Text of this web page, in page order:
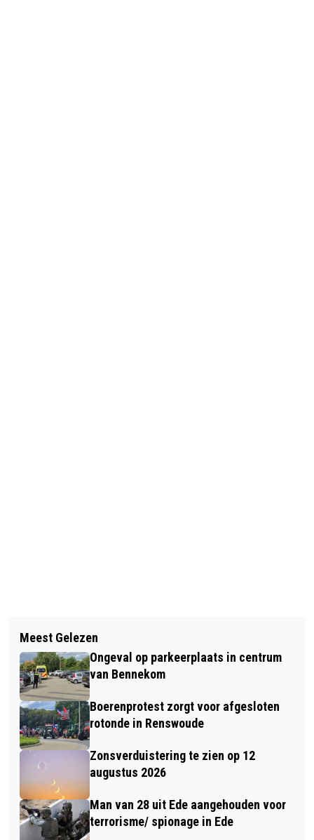
BRIEVENBUS POSTNL OPGEBLAZEN IN
EDE
GELDERLAND: 1 MILJOEN BOMEN EN
1700 HECTARE NIEUW BOS ERBIJ
Meest Gelezen
Ongeval op parkeerplaats in centrum
van Bennekom
Boerenprotest zorgt voor afgesloten
rotonde in Renswoude
Zonsverduistering te zien op 12
augustus 2026
Man van 28 uit Ede aangehouden voor
terrorisme/ spionage in Ede